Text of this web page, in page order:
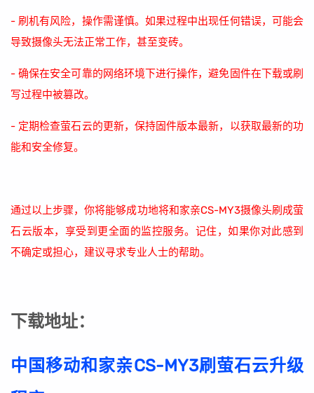
- 刷机有风险，操作需谨慎。如果过程中出现任何错误，可能会
导致摄像头无法正常工作，甚至变砖。
- 确保在安全可靠的网络环境下进行操作，避免固件在下载或刷
写过程中被篡改。
- 定期检查萤石云的更新，保持固件版本最新，以获取最新的功
能和安全修复。
通过以上步骤，你将能够成功地将和家亲CS-MY3摄像头刷成萤
石云版本，享受到更全面的监控服务。记住，如果你对此感到
不确定或担心，建议寻求专业人士的帮助。
下载地址：
中国移动和家亲CS-MY3刷萤石云升级